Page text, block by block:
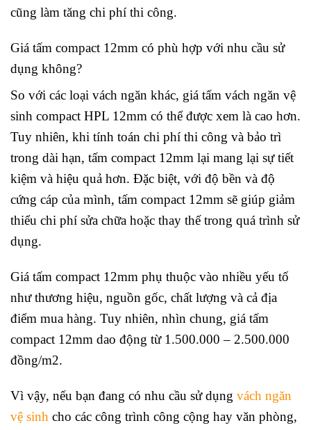
cũng làm tăng chi phí thi công.
Giá tấm compact 12mm có phù hợp với nhu cầu sử
dụng không?
So với các loại vách ngăn khác, giá tấm vách ngăn vệ
sinh compact HPL 12mm có thể được xem là cao hơn.
Tuy nhiên, khi tính toán chi phí thi công và bảo trì
trong dài hạn, tấm compact 12mm lại mang lại sự tiết
kiệm và hiệu quả hơn. Đặc biệt, với độ bền và độ
cứng cáp của mình, tấm compact 12mm sẽ giúp giảm
thiểu chi phí sửa chữa hoặc thay thế trong quá trình sử
dụng.
Giá tấm compact 12mm phụ thuộc vào nhiều yếu tố
như thương hiệu, nguồn gốc, chất lượng và cả địa
điểm mua hàng. Tuy nhiên, nhìn chung, giá tấm
compact 12mm dao động từ 1.500.000 – 2.500.000
đồng/m2.
Vì vậy, nếu bạn đang có nhu cầu sử dụng vách ngăn
vệ sinh cho các công trình công cộng hay văn phòng,